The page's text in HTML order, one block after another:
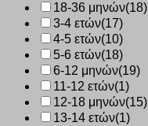
18-36 μηνών(18)
3-4 ετών(17)
4-5 ετών(10)
5-6 ετών(18)
6-12 μηνών(19)
11-12 ετών(1)
12-18 μηνών(15)
13-14 ετών(1)